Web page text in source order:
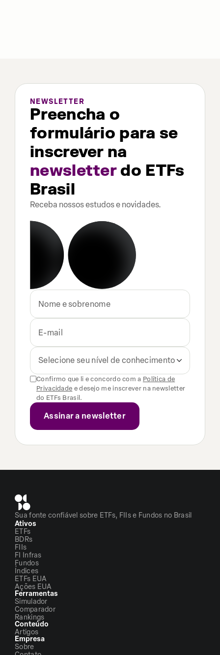
NEWSLETTER
Preencha o
formulário para se
inscrever na
newsletterdo ETFs
Brasil
Receba nossos estudos e novidades.
Selecione seu nível de conhecimento
Confirmo que li e concordo com a Política de
Privacidade e desejo me inscrever na newsletter
do ETFs Brasil.
Sua fonte confiável sobre ETFs, FIIs e Fundos no Brasil
Ativos
ETFs
BDRs
FIIs
FI Infras
Fundos
Índices
ETFs EUA
Ações EUA
Ferramentas
Simulador
Comparador
Rankings
Conteúdo
Artigos
Empresa
Sobre